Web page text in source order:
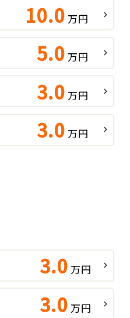
10.0 万円
5.0 万円
3.0 万円
3.0 万円
3.0 万円
3.0 万円